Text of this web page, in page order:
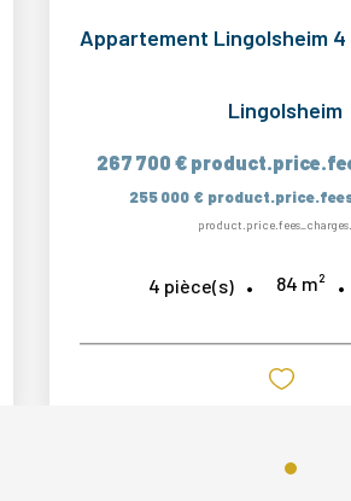
Lingolsheim
267 700 €
255 000 €
4 pièce(s) 84 m²